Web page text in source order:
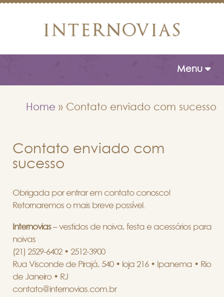
Toggle
Menu
Home » Contato enviado com sucesso
Contato enviado com
sucesso
Obrigada por entrar em contato conosco!
Retornaremos o mais breve possível.
Internovias– vestidos de noiva, festa e acessórios para
noivas
(21) 2529-6402 • 2512-3900
Rua Visconde de Pirajá, 540 • loja 216 • Ipanema • Rio
de Janeiro • RJ
contato@internovias.com.br